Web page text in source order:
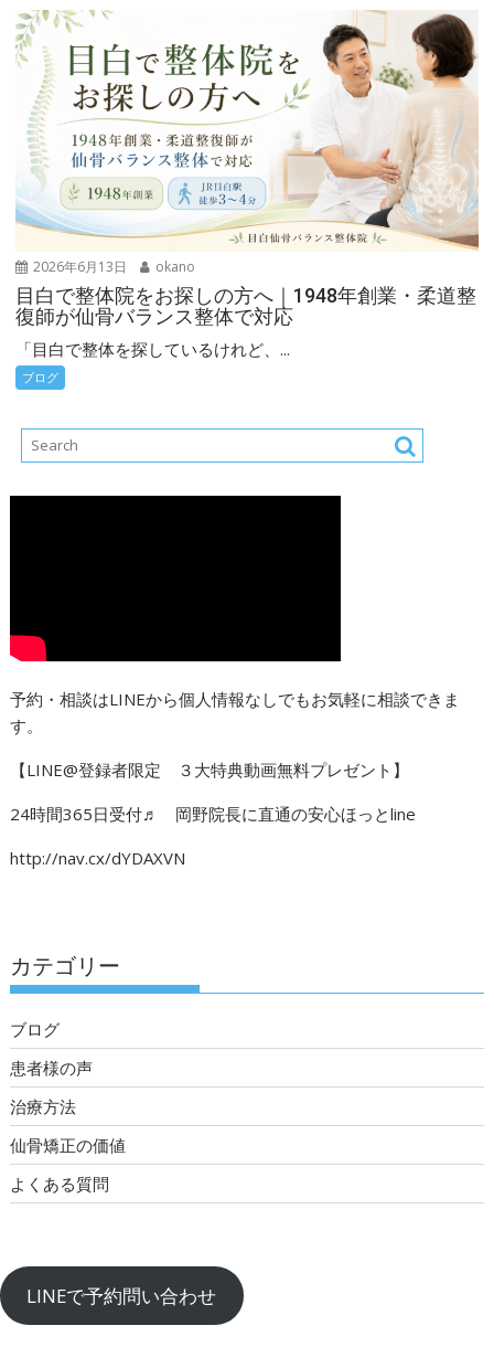
2026年6月13日 okano
目白で整体院をお探しの方へ｜1948年創業・柔道整
復師が仙骨バランス整体で対応
「目白で整体を探しているけれど、...
ブログ
予約・相談はLINEから個人情報なしでもお気軽に相談できま
す。
【LINE@登録者限定 ３大特典動画無料プレゼント】
24時間365日受付♬ 岡野院長に直通の安心ほっとline
http://nav.cx/dYDAXVN
カテゴリー
ブログ
患者様の声
治療方法
仙骨矯正の価値
よくある質問
LINEで予約問い合わせ